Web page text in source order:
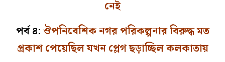
নেই
পর্ব ৪:ঔপনিবেশিক নগর পরিকল্পনার বিরুদ্ধ মত
প্রকাশ পেয়েছিল যখন প্লেগ ছড়াচ্ছিল কলকাতায়